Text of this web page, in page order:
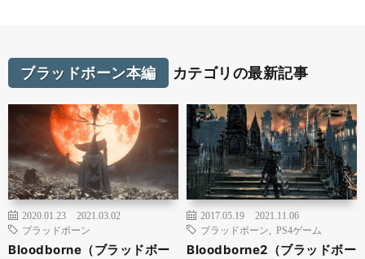
ブラッドボーン本編 カテゴリの最新記事
2020.01.23
2021.03.02
ブラッドボーン
Bloodborne（ブラッドボー
2017.05.19
2021.11.06
ブラッドボーン
PS4ゲーム
Bloodborne2（ブラッドボー